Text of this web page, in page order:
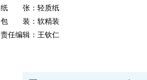
纸 张：轻质纸
包 装：软精装
责任编辑：王钦仁